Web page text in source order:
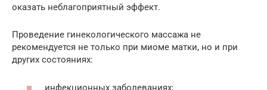
оказать неблагоприятный эффект.
Проведение гинекологического массажа не
рекомендуется не только при миоме матки, но и при
других состояниях:
инфекционных заболеваниях;